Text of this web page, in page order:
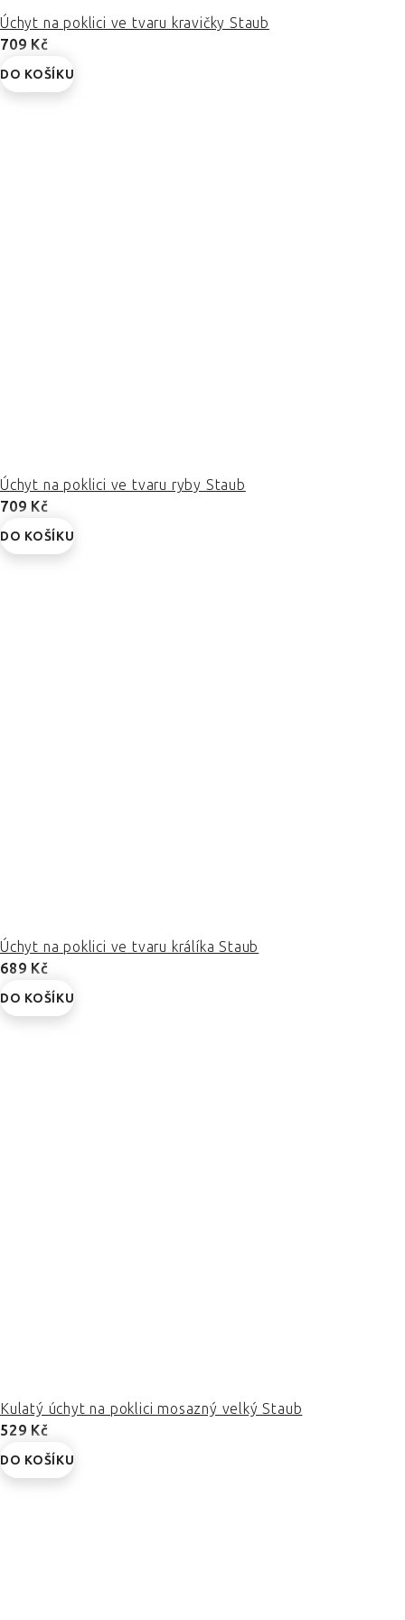
Úchyt na poklici ve tvaru kravičky Staub
709 Kč
DO KOŠÍKU
Úchyt na poklici ve tvaru ryby Staub
709 Kč
DO KOŠÍKU
Úchyt na poklici ve tvaru králíka Staub
689 Kč
DO KOŠÍKU
Kulatý úchyt na poklici mosazný velký Staub
529 Kč
DO KOŠÍKU